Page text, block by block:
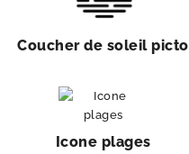
Coucher de soleil picto
Icone plages